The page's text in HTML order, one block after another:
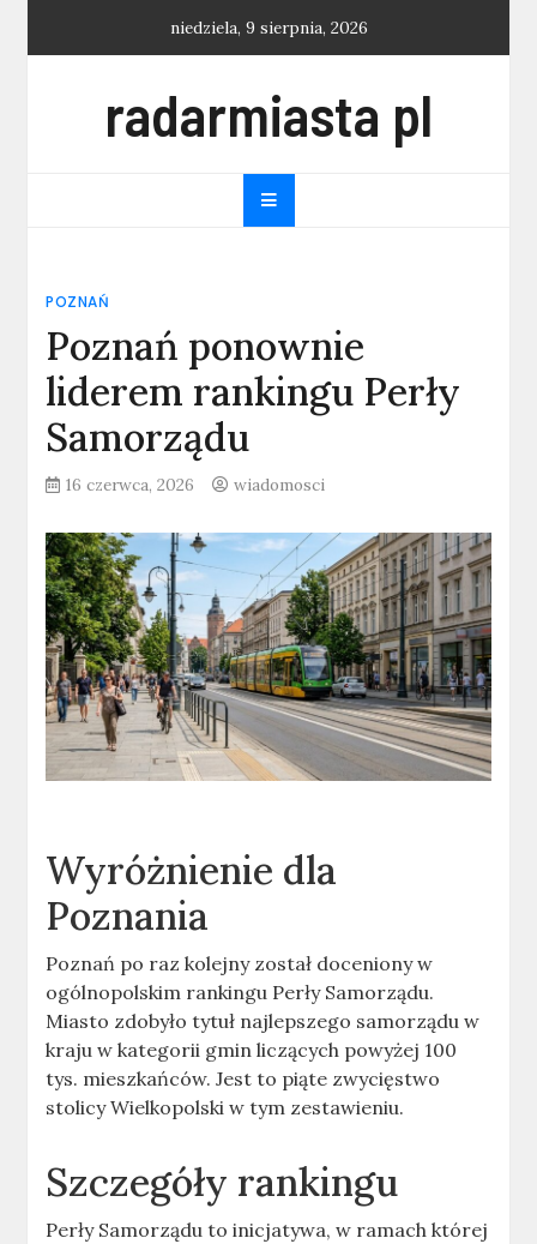
niedziela, 9 sierpnia, 2026
radarmiasta pl
POZNAŃ
Poznań ponownie
liderem rankingu Perły
Samorządu
16 czerwca, 2026 wiadomosci
Wyróżnienie dla
Poznania
Poznań po raz kolejny został doceniony w
ogólnopolskim rankingu Perły Samorządu.
Miasto zdobyło tytuł najlepszego samorządu w
kraju w kategorii gmin liczących powyżej 100
tys. mieszkańców. Jest to piąte zwycięstwo
stolicy Wielkopolski w tym zestawieniu.
Szczegóły rankingu
Perły Samorządu to inicjatywa, w ramach której